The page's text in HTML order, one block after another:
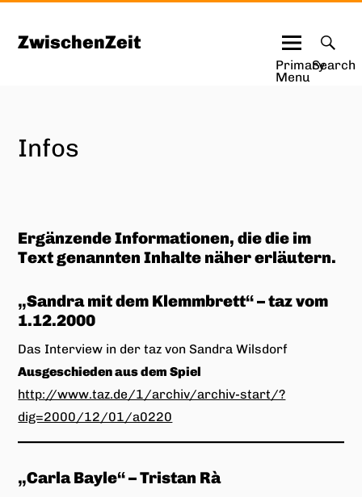
contentZwischenZeit
Search
Primary
Menu
Infos
Ergänzende Informationen, die die im
Text genannten Inhalte näher erläutern.
„Sandra mit dem Klemmbrett“ – taz vom
1.12.2000
Das Interview in der taz von Sandra Wilsdorf
Ausgeschieden aus dem Spiel
http://www.taz.de/1/archiv/archiv-start/?
dig=2000/12/01/a0220
„Carla Bayle“ – Tristan Rà